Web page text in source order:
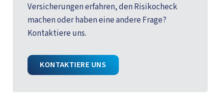
Versicherungen erfahren, den Risikocheck
machen oder haben eine andere Frage?
Kontaktiere uns.
KONTAKTIERE UNS